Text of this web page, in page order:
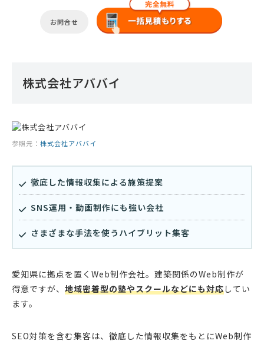
お問合せ
株式会社アババイ
参照元： 株式会社アババイ
徹底した情報収集による施策提案
SNS運用・動画制作にも強い会社
さまざまな手法を使うハイブリット集客
愛知県に拠点を置くWeb制作会社。建築関係のWeb制作が
得意ですが、 地域密着型の塾やスクールなどにも対応してい
ます。
SEO対策を含む集客は、徹底した情報収集をもとにWeb制作